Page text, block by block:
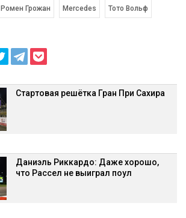
Ромен Грожан Mercedes Тото Вольф
Стартовая решётка Гран При Сахира
Даниэль Риккардо: Даже хорошо,
что Рассел не выиграл поул